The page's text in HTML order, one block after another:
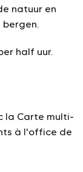
natuur en
half uur.
la Carte multi-
à l'office de